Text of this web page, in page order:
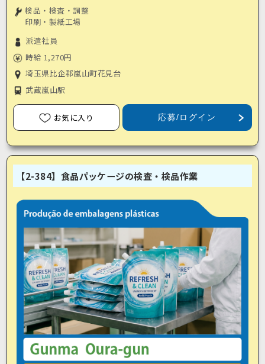
検品・検査・調整
印刷・製紙工場
派遣社員
時給 1,270円
埼玉県比企郡嵐山町花見台
武蔵嵐山駅
お気に入り 応募/ログイン
【2-384】食品パッケージの検査・検品作業